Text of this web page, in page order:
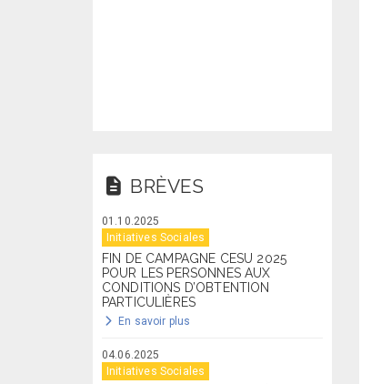
BRÈVES
01.10.2025
Initiatives Sociales
FIN DE CAMPAGNE CESU 2025
POUR LES PERSONNES AUX
CONDITIONS D’OBTENTION
PARTICULIÈRES
En savoir plus
04.06.2025
Initiatives Sociales